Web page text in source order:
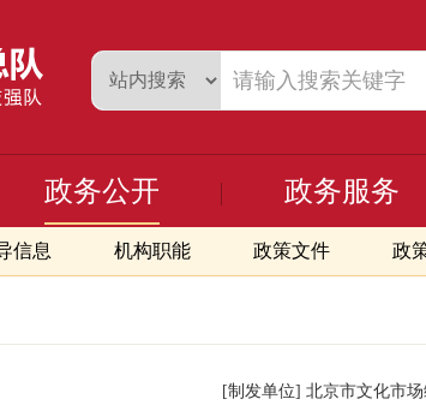
政务公开
信息 机构职能 政策文件 政
政务服务
[制发单位] 北京市文化市